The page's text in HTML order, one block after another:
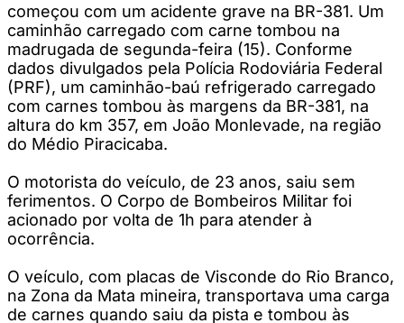
começou com um acidente grave na BR-381. Um
caminhão carregado com carne tombou na
madrugada de segunda-feira (15). Conforme
dados divulgados pela Polícia Rodoviária Federal
(PRF), um caminhão-baú refrigerado carregado
com carnes tombou às margens da BR-381, na
altura do km 357, em João Monlevade, na região
do Médio Piracicaba.
O motorista do veículo, de 23 anos, saiu sem
ferimentos. O Corpo de Bombeiros Militar foi
acionado por volta de 1h para atender à
ocorrência.
O veículo, com placas de Visconde do Rio Branco,
na Zona da Mata mineira, transportava uma carga
de carnes quando saiu da pista e tombou às